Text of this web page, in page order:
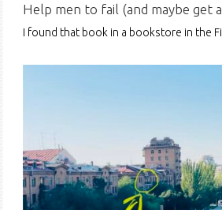
Help men to fail (and maybe get
I found that book in a bookstore in the